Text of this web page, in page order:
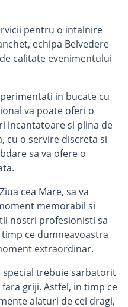
pentru o intalnire
echipa Belvedere
calitate evenimentului
in bucate cu
va poate oferi o
incantatoare si plina de
cu o servire discreta si
sa va ofere o
cea Mare, sa va
memorabil si
nostri profesionisti sa
ce dumneavoastra
extraordinar.
trebuie sarbatorit
griji. Astfel, in timp ce
alaturi de cei dragi,